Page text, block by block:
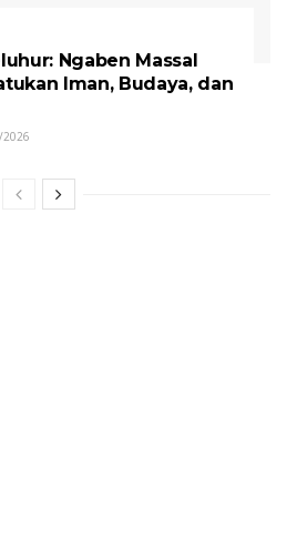
Ngaben Massal
Iman, Budaya, dan